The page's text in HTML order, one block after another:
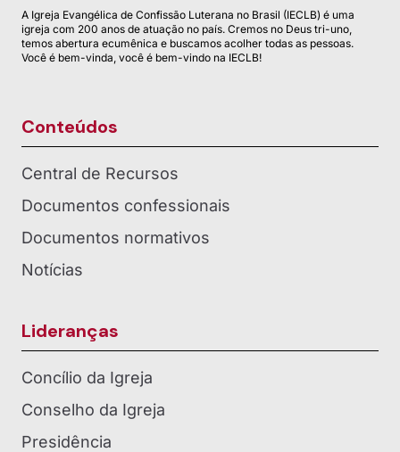
A Igreja Evangélica de Confissão Luterana no Brasil (IECLB) é uma
igreja com 200 anos de atuação no país. Cremos no Deus tri-uno,
temos abertura ecumênica e buscamos acolher todas as pessoas.
Você é bem-vinda, você é bem-vindo na IECLB!
Conteúdos
Central de Recursos
Documentos confessionais
Documentos normativos
Notícias
Lideranças
Concílio da Igreja
Conselho da Igreja
Presidência